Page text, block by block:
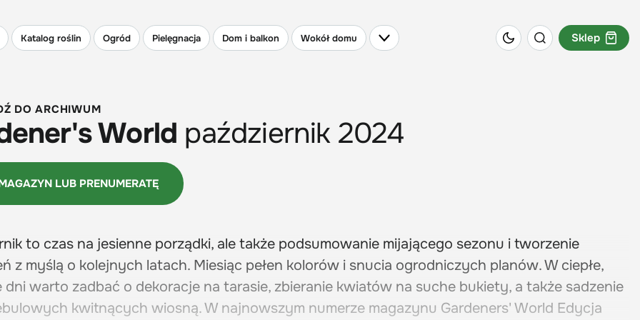
Katalog roślin Ogród Pielęgnacja Dom i balkon Wokół domu Sklep
DO ARCHIWUM
World październik 2024
LUB PRENUMERATĘ
to czas na jesienne porządki, ale także podsumowanie mijającego sezonu i tworzenie
z myślą o kolejnych latach. Miesiąc pełen kolorów i snucia ogrodniczych planów. W ciepłe,
dni warto zadbać o dekoracje na tarasie, zbieranie kwiatów na suche bukiety, a także sadzenie
kwitnących wiosną. W najnowszym numerze magazynu Gardeners' World Edycja